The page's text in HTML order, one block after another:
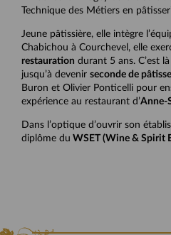
Technique des Métiers en
Jeune pâtissière, elle intègre
Chabichou à Courchevel, elle
restauration durant 5 ans. C’est
jusqu’à devenir seconde de
Buron et Olivier Ponticelli pour
expérience au restaurant d’Anne-
Dans l’optique d’ouvrir son
diplôme du WSET (Wine & Spirit